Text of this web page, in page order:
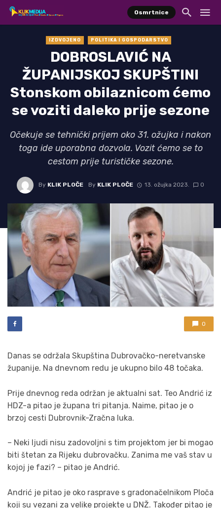
Osmrtnice
IZDVOJENO POLITIKA I GOSPODARSTVO
DOBROSLAVIĆ NA
ŽUPANIJSKOJ SKUPŠTINI
Stonskom obilaznicom ćemo
se voziti daleko prije sezone
Očekuje se tehnički prijem oko 31. ožujka i nakon
toga ide uporabna dozvola. Vozit ćemo se to
cestom prije turističke sezone.
By KLIK PLOČE By KLIK PLOČE 13. ožujka 2023. 0
0
Danas se održala Skupština Dubrovačko-neretvanske
županije. Na dnevnom redu je ukupno bilo 48 točaka.
Prije dnevnog reda održan je aktualni sat. Teo Andrić iz
HDZ-a pitao je župana tri pitanja. Naime, pitao je o
brzoj cesti Dubrovnik-Zračna luka.
– Neki ljudi nisu zadovoljni s tim projektom jer bi mogao
biti štetan za Rijeku dubrovačku. Zanima me vaš stav u
kojoj je fazi? – pitao je Andrić.
Andrić je pitao je oko rasprave s gradonačelnikom Ploča
koji su vezani za velike projekte u DNŽ. Također pitao je